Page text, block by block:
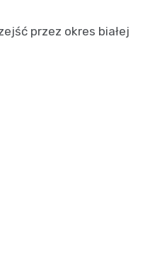
przez okres białej